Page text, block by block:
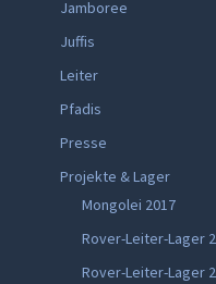
Jamboree
Juffis
Leiter
Pfadis
Presse
Projekte & Lager
Mongolei 2017
Rover-Leiter-Lager
Rover-Leiter-Lager